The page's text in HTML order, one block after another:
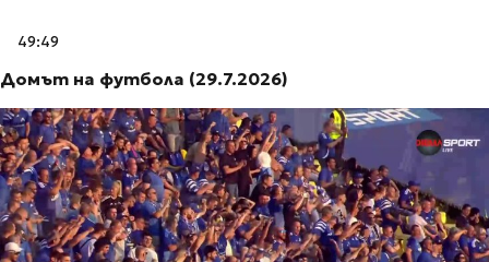
49:49
Домът на футбола (29.7.2026)